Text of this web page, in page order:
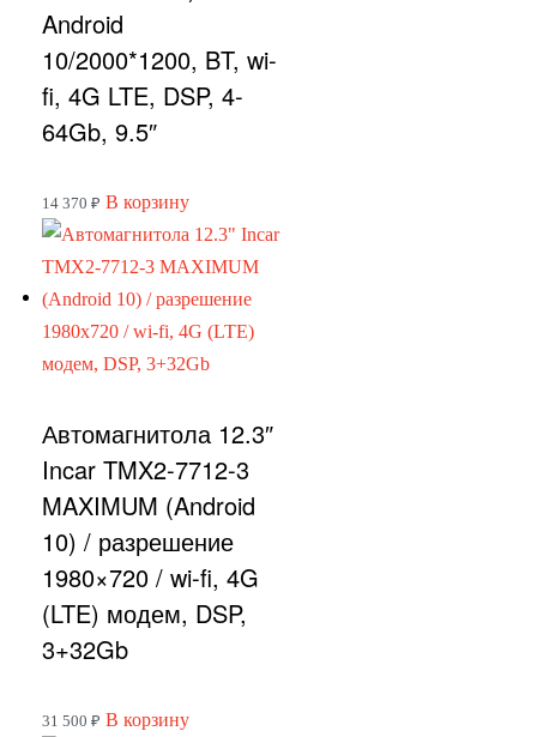
Android
10/2000*1200, BT, wi-
fi, 4G LTE, DSP, 4-
64Gb, 9.5″
14 370 ₽ В корзину
Автомагнитола 12.3″
Incar TMX2-7712-3
MAXIMUM (Android
10) / разрешение
1980×720 / wi-fi, 4G
(LTE) модем, DSP,
3+32Gb
31 500 ₽ В корзину